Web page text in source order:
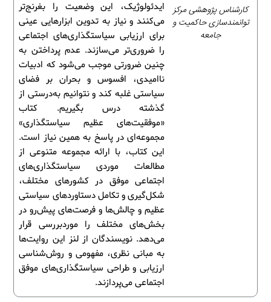
ایدئولوژیک، این وضعیت را بغرنج‌تر
می‌کنند و نیاز به تدوین ابزارهایی عینی
برای ارزیابی سیاستگذاری‌های اجتماعی
را ضروری‌تر می‌سازند. عدم پرداختن به
چنین ضرورتی موجب می‌شود که ادبیات
ناامیدی، افسوس و بحران بر فضای
سیاستی غلبه کند و نتوانیم به‌درستی از
گذشته درس بگیریم. کتاب
«موفقیت‌های عظیم سیاستگذاری»
مجموعه‌ای در پاسخ به همین نیاز است.
این کتاب، با ارائه مجموعه متنوعی از
مطالعات موردی سیاستگذاری‌های
اجتماعی موفق در کشورهای مختلف،
شکل‌گیری و تکامل دستاوردهای سیاستی
عظیم و چالش‌ها و فرصت‌های پیش‌رو در
بخش‌های مختلف را موردبررسی قرار
می‌دهد. نویسندگان از لنز این روایت‌ها
به مبانی نظری، مفهومی و روش‌شناسی
ارزیابی و طراحی سیاستگذاری‌های موفق
اجتماعی می‌پردازند.
کارشناس پژوهشی مرکز
توانمندسازی حاکمیت و
جامعه